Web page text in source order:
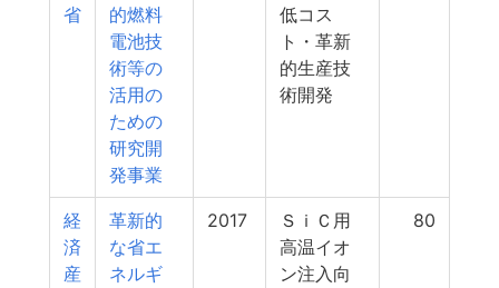
省
的燃料
電池技
術等の
活用の
ための
研究開
発事業
低コス
ト・革新
的生産技
術開発
経
済
産
革新的
な省エ
ネルギ
2017
ＳｉＣ用
高温イオ
ン注入向
80